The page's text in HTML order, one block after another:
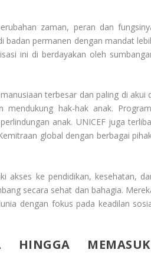
zaman, peran dan
badan permanen dengan mandat
ini di berdayakan oleh
terbesar dan paling di akui
hak-hak anak.
anak. UNICEF juga
global dengan berbagai
akses ke pendidikan, kesehatan,
secara sehat dan bahagia.
dengan fokus pada keadilan
HINGGA